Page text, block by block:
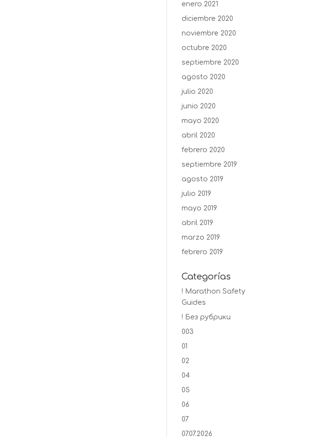
enero 2021
diciembre 2020
noviembre 2020
octubre 2020
septiembre 2020
agosto 2020
julio 2020
junio 2020
mayo 2020
abril 2020
febrero 2020
septiembre 2019
agosto 2019
julio 2019
mayo 2019
abril 2019
marzo 2019
febrero 2019
Categorías
! Marathon Safety
Guides
! Без рубрики
003
01
02
04
05
06
07
07.07.2026